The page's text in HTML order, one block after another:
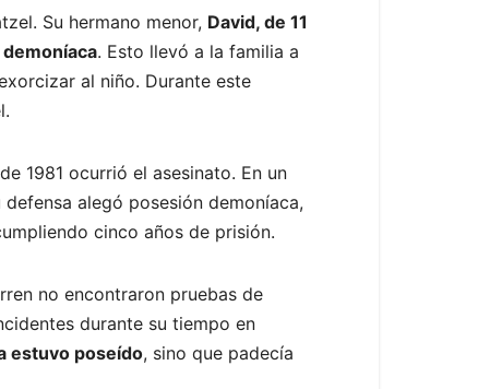
Su hermano menor, David, de 11
. Esto llevó a la familia a
al niño. Durante este
1981 ocurrió el asesinato. En un
defensa alegó posesión demoníaca,
cinco años de prisión.
no encontraron pruebas de
durante su tiempo en
estuvo poseído, sino que padecía